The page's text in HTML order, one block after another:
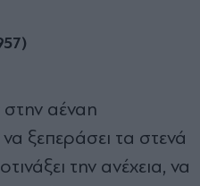
στην αέναη
ξεπεράσει τα στενά
την ανέχεια, να